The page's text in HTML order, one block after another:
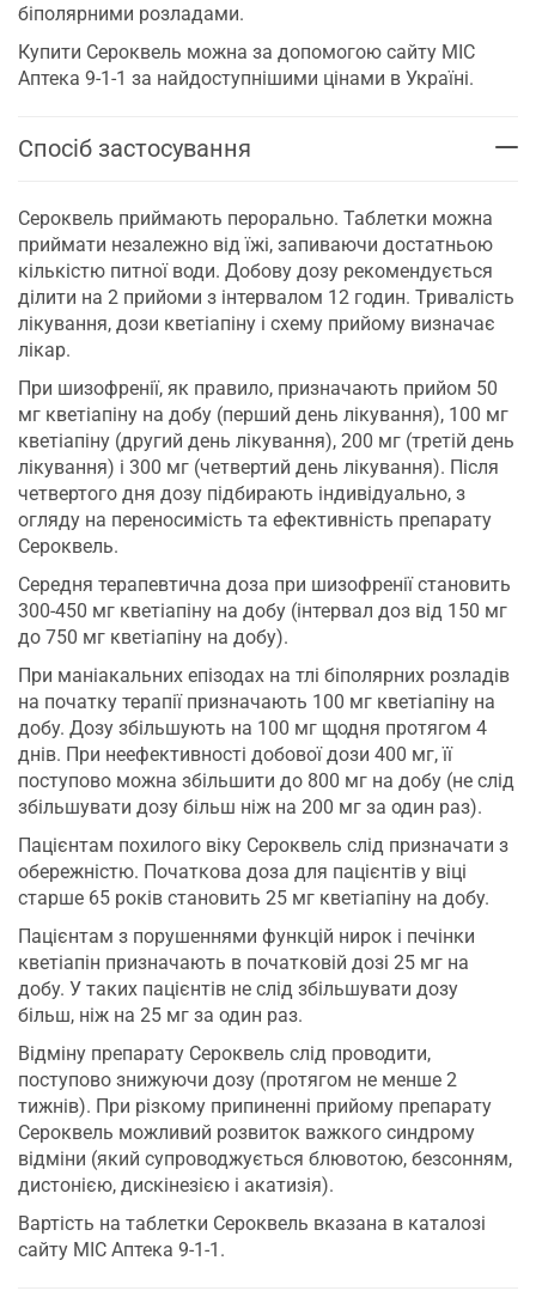
біполярними розладами.
Купити Сероквель можна за допомогою сайту МІС
Аптека 9-1-1 за найдоступнішими цінами в Україні.
Спосіб застосування
Сероквель приймають перорально. Таблетки можна
приймати незалежно від їжі, запиваючи достатньою
кількістю питної води. Добову дозу рекомендується
ділити на 2 прийоми з інтервалом 12 годин. Тривалість
лікування, дози кветіапіну і схему прийому визначає
лікар.
При шизофренії, як правило, призначають прийом 50
мг кветіапіну на добу (перший день лікування), 100 мг
кветіапіну (другий день лікування), 200 мг (третій день
лікування) і 300 мг (четвертий день лікування). Після
четвертого дня дозу підбирають індивідуально, з
огляду на переносимість та ефективність препарату
Сероквель.
Середня терапевтична доза при шизофренії становить
300-450 мг кветіапіну на добу (інтервал доз від 150 мг
до 750 мг кветіапіну на добу).
При маніакальних епізодах на тлі біполярних розладів
на початку терапії призначають 100 мг кветіапіну на
добу. Дозу збільшують на 100 мг щодня протягом 4
днів. При неефективності добової дози 400 мг, її
поступово можна збільшити до 800 мг на добу (не слід
збільшувати дозу більш ніж на 200 мг за один раз).
Пацієнтам похилого віку Сероквель слід призначати з
обережністю. Початкова доза для пацієнтів у віці
старше 65 років становить 25 мг кветіапіну на добу.
Пацієнтам з порушеннями функцій нирок і печінки
кветіапін призначають в початковій дозі 25 мг на
добу. У таких пацієнтів не слід збільшувати дозу
більш, ніж на 25 мг за один раз.
Відміну препарату Сероквель слід проводити,
поступово знижуючи дозу (протягом не менше 2
тижнів). При різкому припиненні прийому препарату
Сероквель можливий розвиток важкого синдрому
відміни (який супроводжується блювотою, безсонням,
дистонією, дискінезією і акатизія).
Вартість на таблетки Сероквель вказана в каталозі
сайту МІС Аптека 9-1-1.